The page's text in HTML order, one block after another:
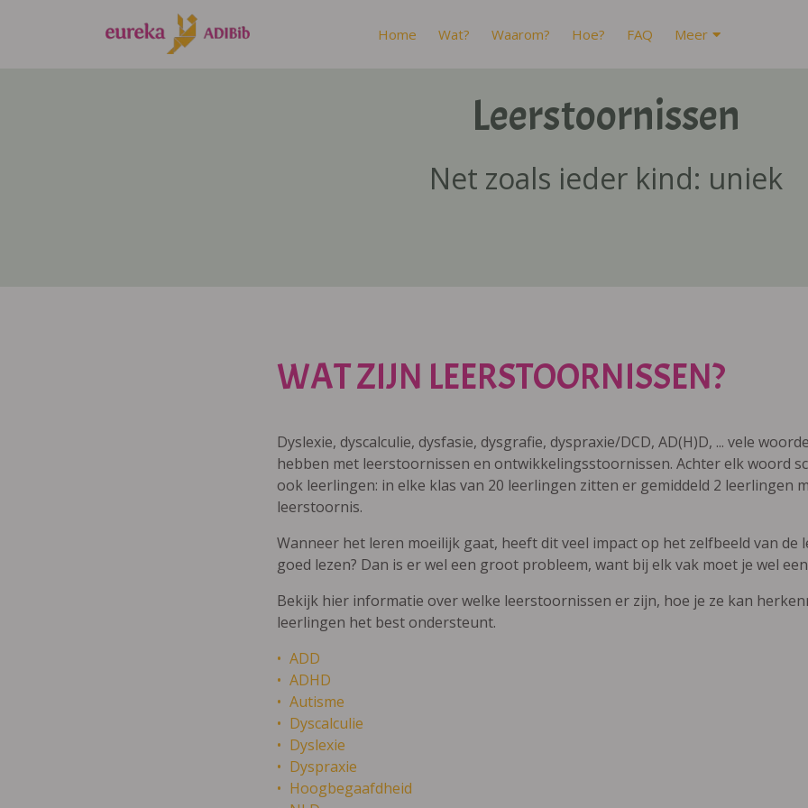
Home Wat? Waarom? Hoe? FAQ Meer
Leerstoornissen
Net zoals ieder kind: uniek
WAT ZIJN LEERSTOORNISSEN?
Dyslexie, dyscalculie, dysfasie, dysgrafie, dyspraxie/DCD, AD(H)D, ... vele
hebben met leerstoornissen en ontwikkelingsstoornissen. Achter elk woord
ook leerlingen: in elke klas van 20 leerlingen zitten er gemiddeld 2 leerlingen
leerstoornis.
Wanneer het leren moeilijk gaat, heeft dit veel impact op het zelfbeeld van de
goed lezen? Dan is er wel een groot probleem, want bij elk vak moet je wel
Bekijk hier informatie over welke leerstoornissen er zijn, hoe je ze kan
leerlingen het best ondersteunt.
ADD
ADHD
Autisme
Dyscalculie
Dyslexie
Dyspraxie
Hoogbegaafdheid